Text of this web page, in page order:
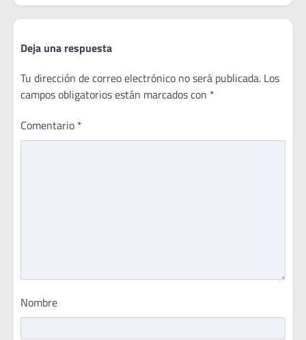
Deja una respuesta
Tu dirección de correo electrónico no será publicada. Los
campos obligatorios están marcados con *
Comentario *
Nombre